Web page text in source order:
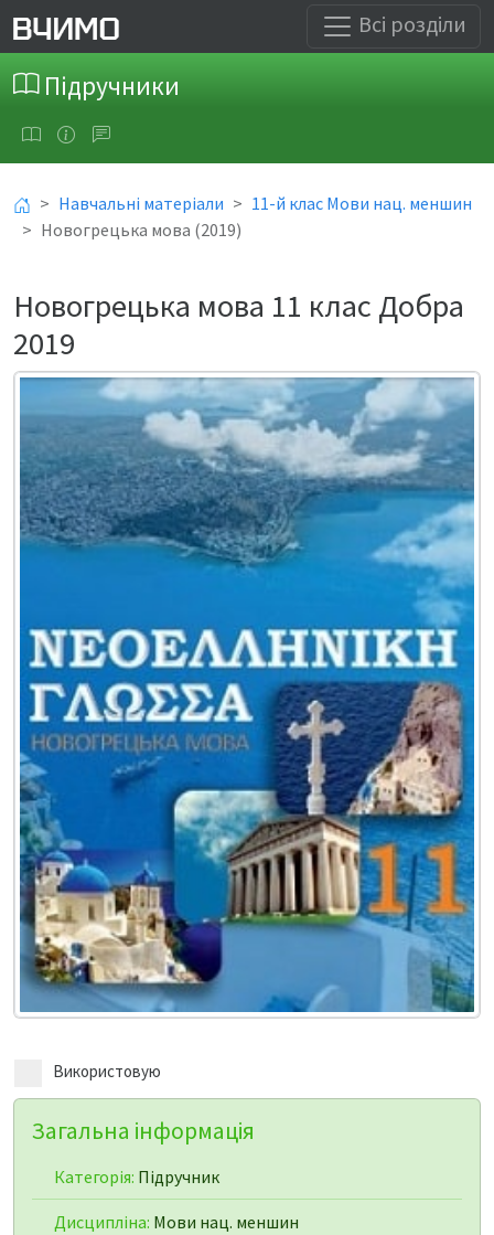
Всі розділи
Підручники
Навчальні матеріали
11-й клас Мови нац. меншин
Новогрецька мова (2019)
Новогрецька мова 11 клас Добра
2019
Використовую
Загальна інформація
Категорія: Підручник
Дисципліна: Мови нац. меншин